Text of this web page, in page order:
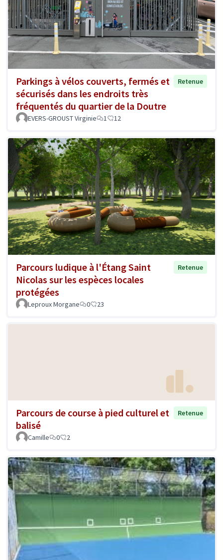
Parkings à vélos couverts, fermés et
sécurisés dans les endroits très
fréquentés du quartier de la Doutre
Retenue
EVERS-GROUST Virginie 1 12
Parcours ludique à l'Étang Saint
Nicolas sur les espèces locales
protégées
Retenue
Leproux Morgane 0 23
Parcours de course à pied culturel et
balisé
Retenue
Camille 0 2